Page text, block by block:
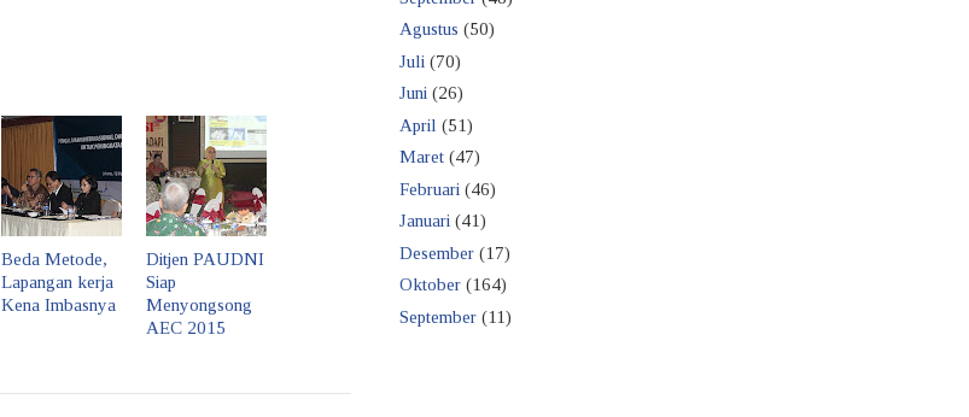
Beda Metode,
Lapangan kerja
Kena Imbasnya
Ditjen PAUDNI
Siap
Menyongsong
AEC 2015
Agustus (50)
Juli (70)
Juni (26)
April (51)
Maret (47)
Februari (46)
Januari (41)
Desember (17)
Oktober (164)
September (11)